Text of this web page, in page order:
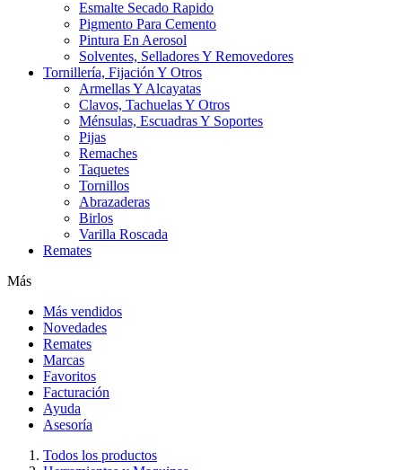
Esmalte Secado Rapido
Pigmento Para Cemento
Pintura En Aerosol
Solventes, Selladores Y Removedores
Tornillería, Fijación Y Otros
Armellas Y Alcayatas
Clavos, Tachuelas Y Otros
Ménsulas, Escuadras Y Soportes
Pijas
Remaches
Taquetes
Tornillos
Abrazaderas
Birlos
Varilla Roscada
Remates
Más
Más vendidos
Novedades
Remates
Marcas
Favoritos
Facturación
Ayuda
Asesoría
Todos los productos